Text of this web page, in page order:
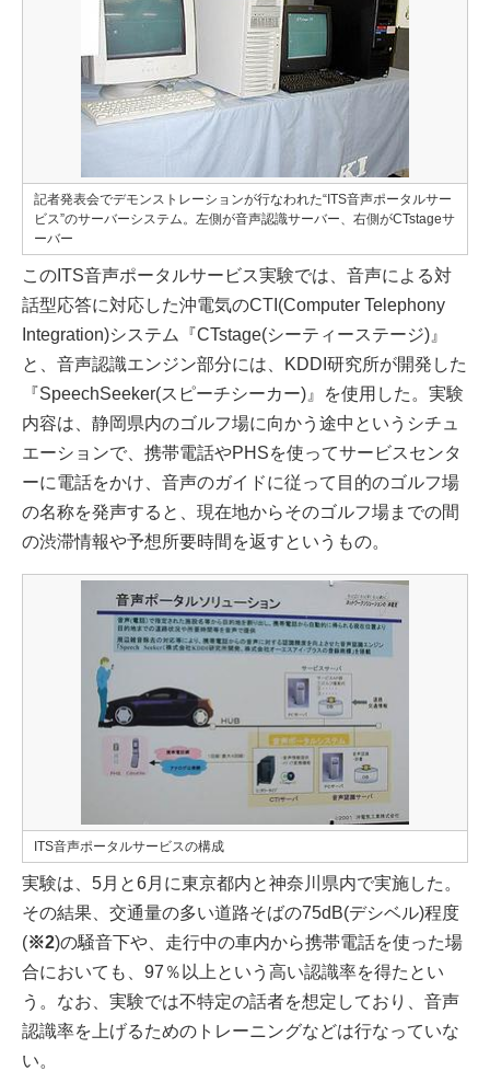
記者発表会でデモンストレーションが行なわれた“ITS音声ポータルサー
ビス”のサーバーシステム。左側が音声認識サーバー、右側がCTstageサ
ーバー
このITS音声ポータルサービス実験では、音声による対
話型応答に対応した沖電気のCTI(Computer Telephony
Integration)システム『CTstage(シーティーステージ)』
と、音声認識エンジン部分には、KDDI研究所が開発した
『SpeechSeeker(スピーチシーカー)』を使用した。実験
内容は、静岡県内のゴルフ場に向かう途中というシチュ
エーションで、携帯電話やPHSを使ってサービスセンタ
ーに電話をかけ、音声のガイドに従って目的のゴルフ場
の名称を発声すると、現在地からそのゴルフ場までの間
の渋滞情報や予想所要時間を返すというもの。
ITS音声ポータルサービスの構成
実験は、5月と6月に東京都内と神奈川県内で実施した。
その結果、交通量の多い道路そばの75dB(デシベル)程度
(※2)の騒音下や、走行中の車内から携帯電話を使った場
合においても、97％以上という高い認識率を得たとい
う。なお、実験では不特定の話者を想定しており、音声
認識率を上げるためのトレーニングなどは行なっていな
い。